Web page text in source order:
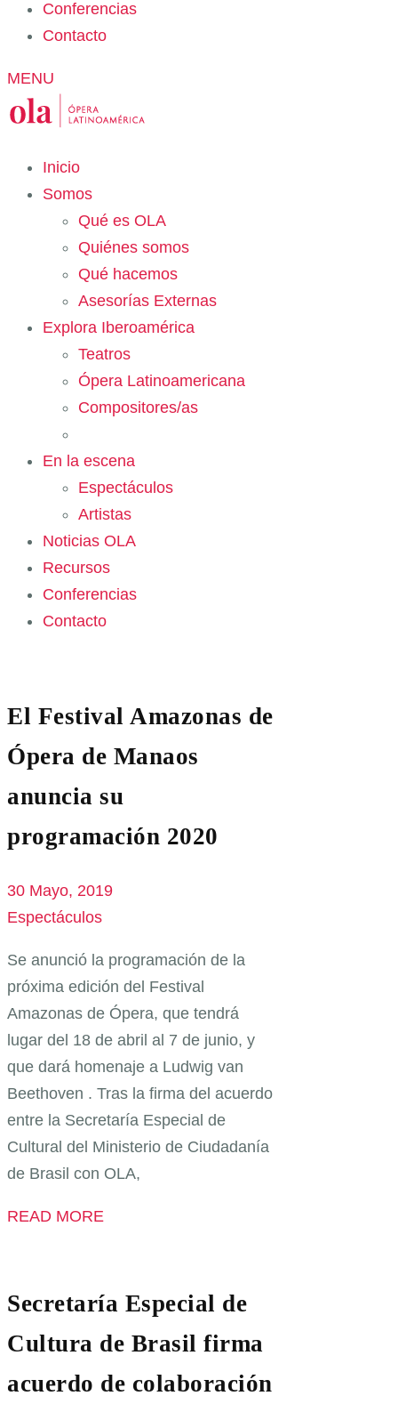
Conferencias
Contacto
MENU
Inicio
Somos
Qué es OLA
Quiénes somos
Qué hacemos
Asesorías Externas
Explora Iberoamérica
Teatros
Ópera Latinoamericana
Compositores/as
En la escena
Espectáculos
Artistas
Noticias OLA
Recursos
Conferencias
Contacto
El Festival Amazonas de
Ópera de Manaos
anuncia su
programación 2020
30 Mayo, 2019
Espectáculos
Se anunció la programación de la
próxima edición del Festival
Amazonas de Ópera, que tendrá
lugar del 18 de abril al 7 de junio, y
que dará homenaje a Ludwig van
Beethoven . Tras la firma del acuerdo
entre la Secretaría Especial de
Cultural del Ministerio de Ciudadanía
de Brasil con OLA,
READ MORE
Secretaría Especial de
Cultura de Brasil firma
acuerdo de colaboración